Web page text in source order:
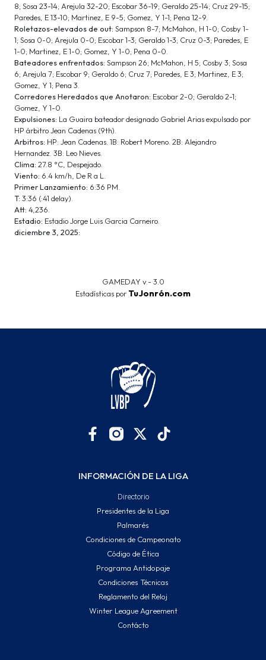
8; Sosa 23-14; Arejula 32-20; Escobar 36-19; Geraldo 25-14; Cruz 29-15;
Paredes, E 13-10; Martinez, E 9-5; Gomez, Y 1-1; Pena 12-9.
Roletazos-elevados de out: Sampson 8-7; McMahon, H 1-0; Cosby 1-
1; Sosa 0-0; Arejula 0-0; Escobar 1-3; Geraldo 1-3; Cruz 0-3; Paredes, E
1-0; Martinez, E 1-0; Gomez, Y 1-0; Pena 0-0.
Bateadores enfrentados: Sampson 26; McMahon, H 5; Cosby 3; Sosa
6; Arejula 7; Escobar 9; Geraldo 6; Cruz 7; Paredes, E 3; Martinez, E 3;
Gomez, Y 1; Pena 3.
Corredores Heredados que Anotaron: Escobar 2-0; Geraldo 2-1;
Gomez, Y 1-0.
Expulsiones: La Guaira bateador designado Gabriel Arias expulsado por
HP árbitro Jean Cadenas (9th).
Arbitros: HP: Jean Cadenas. 1B: Robert Moreno. 2B: Alejandro
Hernandez. 3B: Leo Nieves.
Clima: 27.8 °C, Despejado.
Viento: 6.4 km/h, De R a L.
Primer Lanzamiento: 6:36 PM.
T: 3:36 (:41 delay).
Att: 4,236.
Estadio: Estadio Jorge Luis Garcia Carneiro.
diciembre 3, 2025:
GAMEDAY v.- 3.0
Estadísticas por TuJonrón.com
INFORMACIÓN DE LA LIGA
Directorio
Presidentes de la Liga
Palmarés
Condiciones de Campeonato
Código de Ética
Programa Antidopaje
Condiciones Técnicas
Reglamento del Reloj
Winter League Agreement
Contácto